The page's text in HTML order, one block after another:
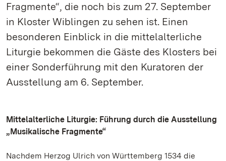
Fragmente“, die noch bis zum 27. September
in Kloster Wiblingen zu sehen ist. Einen
besonderen Einblick in die mittelalterliche
Liturgie bekommen die Gäste des Klosters bei
einer Sonderführung mit den Kuratoren der
Ausstellung am 6. September.
Mittelalterliche Liturgie: Führung durch die Ausstellung
„Musikalische Fragmente“
Nachdem Herzog Ulrich von Württemberg 1534 die